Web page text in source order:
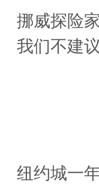
挪威探险
我们不建
纽约城一